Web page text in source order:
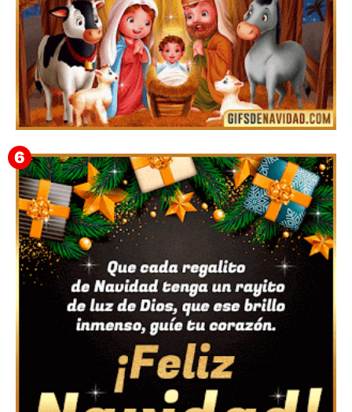
Feliz Navidad y próspero Año Nuevo Bianca